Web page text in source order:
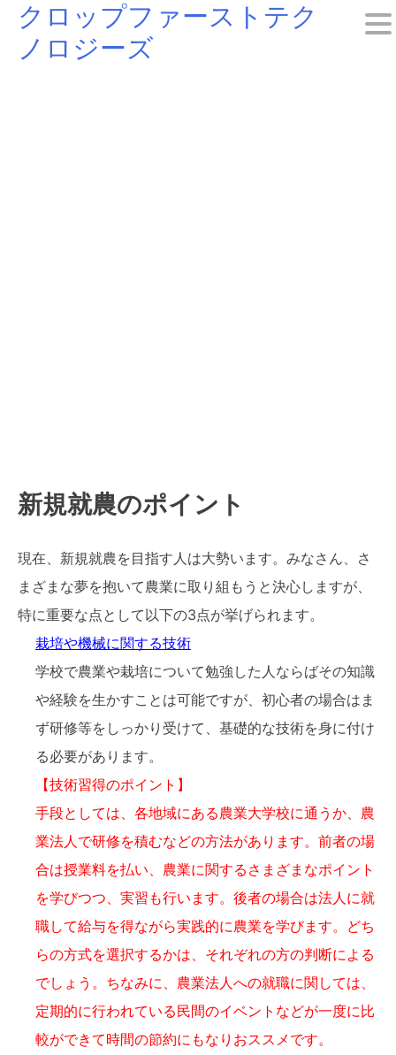
Skipクロップファーストテク
ノロジーズ
新規就農のポイント
現在、新規就農を目指す人は大勢います。みなさん、さ
まざまな夢を抱いて農業に取り組もうと決心しますが、
特に重要な点として以下の3点が挙げられます。
栽培や機械に関する技術
学校で農業や栽培について勉強した人ならばその知識
や経験を生かすことは可能ですが、初心者の場合はま
ず研修等をしっかり受けて、基礎的な技術を身に付け
る必要があります。
【技術習得のポイント】
手段としては、各地域にある農業大学校に通うか、農
業法人で研修を積むなどの方法があります。前者の場
合は授業料を払い、農業に関するさまざまなポイント
を学びつつ、実習も行います。後者の場合は法人に就
職して給与を得ながら実践的に農業を学びます。どち
らの方式を選択するかは、それぞれの方の判断による
でしょう。ちなみに、農業法人への就職に関しては、
定期的に行われている民間のイベントなどが一度に比
較ができて時間の節約にもなりおススメです。